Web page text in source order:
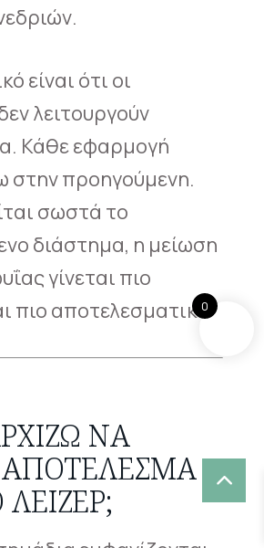
είναι ότι οι
λειτουργούν
Κάθε εφαρμογή
στην προηγούμενη.
σωστά το
διάστημα, η μείωση
γίνεται πιο
πιο αποτελεσματικά.
ΝΑ
0